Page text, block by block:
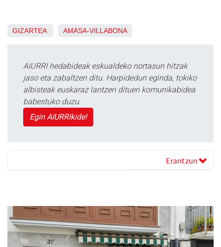
GIZARTEA AMASA-VILLABONA
AIURRI hedabideak eskualdeko nortasun hitzak
jaso eta zabaltzen ditu. Harpidedun eginda, tokiko
albisteak euskaraz lantzen dituen komunikabidea
babestuko duzu.
Egin AIURRIkide!
Erantzun